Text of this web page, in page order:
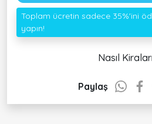
Toplam ücretin sadece 35%'ini
yapın!
Nasıl
Paylaş